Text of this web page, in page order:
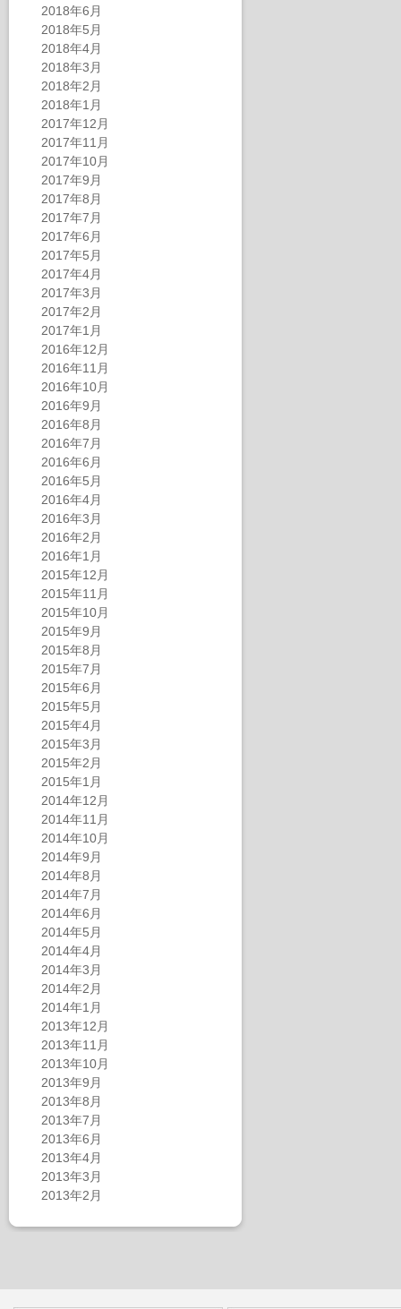
2018年6月
2018年5月
2018年4月
2018年3月
2018年2月
2018年1月
2017年12月
2017年11月
2017年10月
2017年9月
2017年8月
2017年7月
2017年6月
2017年5月
2017年4月
2017年3月
2017年2月
2017年1月
2016年12月
2016年11月
2016年10月
2016年9月
2016年8月
2016年7月
2016年6月
2016年5月
2016年4月
2016年3月
2016年2月
2016年1月
2015年12月
2015年11月
2015年10月
2015年9月
2015年8月
2015年7月
2015年6月
2015年5月
2015年4月
2015年3月
2015年2月
2015年1月
2014年12月
2014年11月
2014年10月
2014年9月
2014年8月
2014年7月
2014年6月
2014年5月
2014年4月
2014年3月
2014年2月
2014年1月
2013年12月
2013年11月
2013年10月
2013年9月
2013年8月
2013年7月
2013年6月
2013年4月
2013年3月
2013年2月